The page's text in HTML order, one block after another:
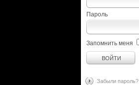
Пароль
Запомнить меня
Забыли пароль?